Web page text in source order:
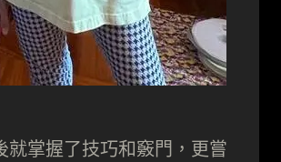
掌握了技巧和竅門，更嘗